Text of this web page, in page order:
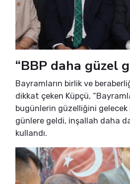
“BBP daha güzel
Bayramların birlik ve
dikkat çeken Küpçü,
bugünlerin güzelliğini
günlere geldi, inşallah daha
kullandı.